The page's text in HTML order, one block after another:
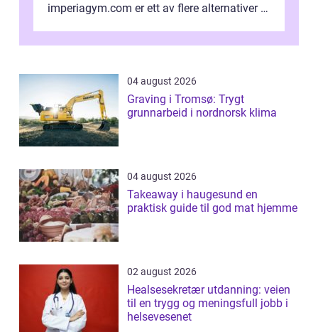
imperiagym.com er ett av flere alternativer i
04 august 2026
Graving i Tromsø: Trygt
grunnarbeid i nordnorsk klima
04 august 2026
Takeaway i haugesund en
praktisk guide til god mat hjemme
02 august 2026
Healsesekretær utdanning: veien
til en trygg og meningsfull jobb i
helsevesenet